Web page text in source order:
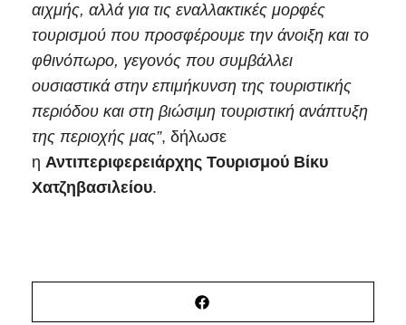
αιχμής, αλλά για τις εναλλακτικές μορφές
τουρισμού που προσφέρουμε την άνοιξη και το
φθινόπωρο, γεγονός που συμβάλλει
ουσιαστικά στην επιμήκυνση της τουριστικής
περιόδου και στη βιώσιμη τουριστική ανάπτυξη
της περιοχής μας”, δήλωσε
η Αντιπεριφερειάρχης Τουρισμού Βίκυ
Χατζηβασιλείου.